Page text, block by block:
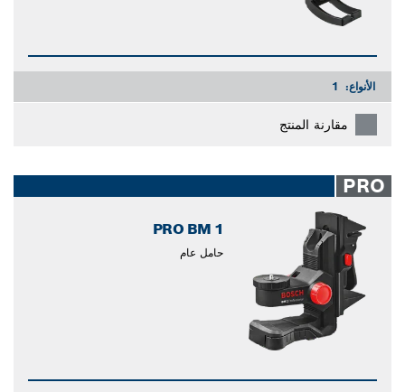
الأنواع: 1
مقارنة المنتج
PRO
PRO BM 1
حامل عام